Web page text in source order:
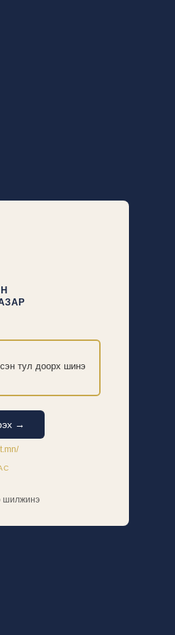
тул доорх шинэ
→
шилжинэ